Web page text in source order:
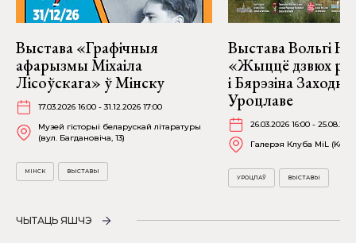
Выстава «Графічныя
афарызмы Міхаіла
Лісоўскага» ў Мінску
17.03.2026 16:00 - 31.12.2026 17:00
Музей гісторыі беларускай літаратуры
(вул. Багдановіча, 13)
МІНСК ВЫСТАВЫ
Выстава Вольгі
«Жыццё дзвюх
і Бярэзіна
Уроцлаве
26.03.2026 16:00 -
Галерэя Клуба MiL
УРОЦЛАЎ ВЫСТАВЫ
ЧЫТАЦЬ ЯШЧЭ